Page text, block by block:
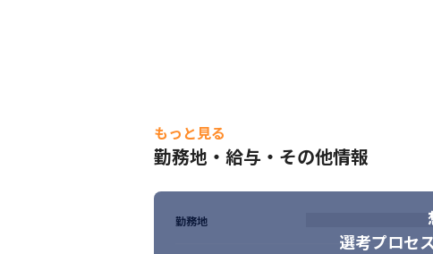
もっと見る
勤務地・給与・その他情報
選考プロセ
勤務地